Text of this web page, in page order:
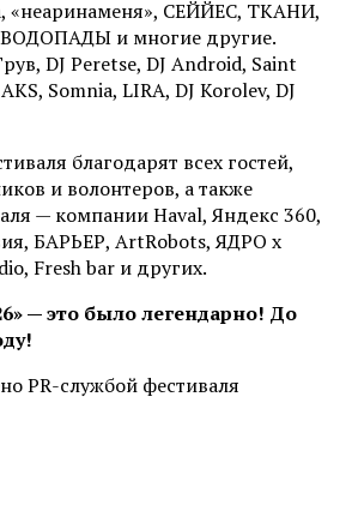
«неаринаменя», СЕЙЙЕС, ТКАНИ,
ВОДОПАДЫ и многие другие.
DJ Peretse, DJ Android, Saint
Somnia, LIRA, DJ Korolev, DJ
благодарят всех гостей,
и волонтеров, а также
— компании Haval, Яндекс 360,
БАРЬЕР, ArtRobots, ЯДРО х
Fresh bar и других.
— это было легендарно! До
PR-службой фестиваля